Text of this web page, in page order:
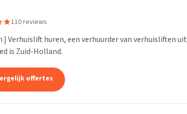
110 reviews
Verhuislift huren, een verhuurder van verhuisliften uit
is Zuid-Holland.
offertes